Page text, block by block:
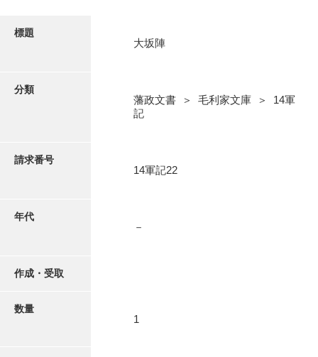
写真・絵はがき
標題
大坂陣
分類
藩政文書 ＞ 毛利家文庫 ＞ 14軍
記
請求番号
14軍記22
年代
－
作成・受取
数量
1